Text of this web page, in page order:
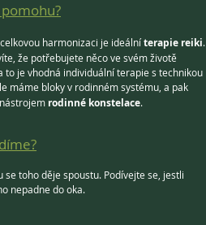
harmonizaci je ideálníterapie reiki.
že potřebujete něco ve svém životě
to je vhodná individuální terapie s technikou
máme bloky v rodinném systému, a pak
rodinné konstelace.
se toho děje spoustu. Podívejte se, jestli
nepadne do oka.